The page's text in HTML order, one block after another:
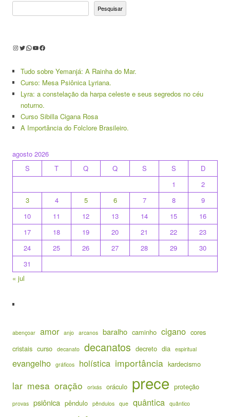
Pesquisar
Instagram
Twitter
WhatsApp
Youtube
Facebook
Tudo sobre Yemanjá: A Rainha do Mar.
Curso: Mesa Psiônica Lyriana.
Lyra: a constelação da harpa celeste e seus segredos no céu
noturno.
Curso Sibilla Cigana Rosa
A Importância do Folclore Brasileiro.
agosto 2026
S
T Q Q S S
D
1
2
3
4 5 6 7 8
9
10
11 12 13 14 15
16
17
18 19 20 21 22
23
24
25 26 27 28 29
30
31
« jul
abençoar amor anjo arcanos baralho caminho cigano cores
cristais curso decanato decanatos decreto dia espiritual
evangelho gráficos holística importância kardecismo
lar mesa oração orixás oráculo prece proteção
provas psiônica pêndulo pêndulos que quântica quântico